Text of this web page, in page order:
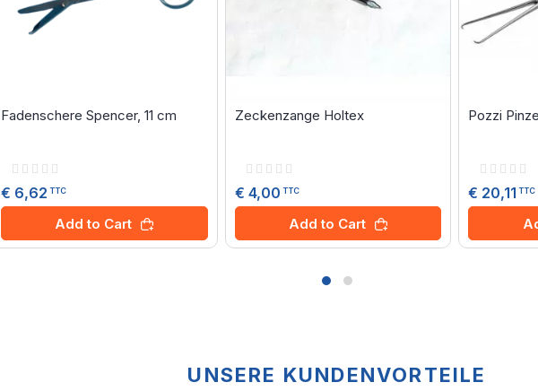
Fadenschere Spencer, 11 cm
Rating:
€ 6,62 TTC
Add to Cart
Zeckenzange Holtex
Rating:
€ 4,00 TTC
Add to Cart
Pozzi
Rating:
€ 20,11 TTC
UNSERE KUNDENVORTEILE